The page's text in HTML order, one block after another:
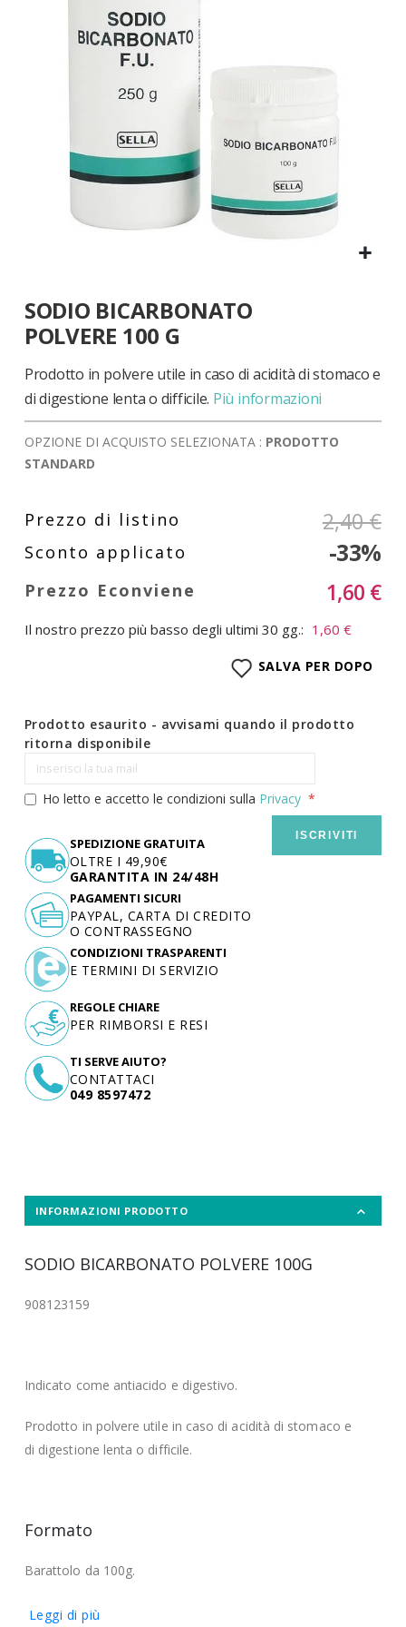
immagini
all'inizio
della
galleria
di
immagini
SODIO BICARBONATO
POLVERE 100 G
Prodotto in polvere utile in caso di acidità di stomaco e
di digestione lenta o difficile. Più informazioni
OPZIONE DI ACQUISTO SELEZIONATA : PRODOTTO
STANDARD
2,40 €
-33%
1,60 €
Il nostro prezzo più basso degli ultimi 30 gg.: 1,60 €
SALVA PER DOPO
Prodotto esaurito - avvisami quando il prodotto
ritorna disponibile
Ho letto e accetto le condizioni sulla Privacy
ISCRIVITI
SPEDIZIONE GRATUITA
OLTRE I 49,90€
GARANTITA IN 24/48H
TI SERVE AIUTO?
CONTATTACI
049 8597472
PAGAMENTI SICURI
PAYPAL, CARTA DI CREDITO
O CONTRASSEGNO
CONDIZIONI TRASPARENTI
E TERMINI DI SERVIZIO
REGOLE CHIARE
PER RIMBORSI E RESI
INFORMAZIONI PRODOTTO
SODIO BICARBONATO POLVERE 100G
908123159
Indicato come antiacido e digestivo.
Prodotto in polvere utile in caso di acidità di stomaco e
di digestione lenta o difficile.
Formato
Barattolo da 100g.
Leggi di più